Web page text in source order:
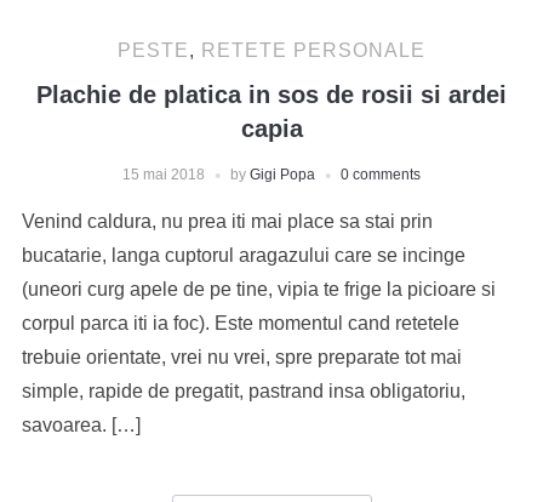
PESTE, RETETE PERSONALE
Plachie de platica in sos de rosii si ardei
capia
15 mai 2018 by Gigi Popa 0 comments
Venind caldura, nu prea iti mai place sa stai prin
bucatarie, langa cuptorul aragazului care se incinge
(uneori curg apele de pe tine, vipia te frige la picioare si
corpul parca iti ia foc). Este momentul cand retetele
trebuie orientate, vrei nu vrei, spre preparate tot mai
simple, rapide de pregatit, pastrand insa obligatoriu,
savoarea. […]